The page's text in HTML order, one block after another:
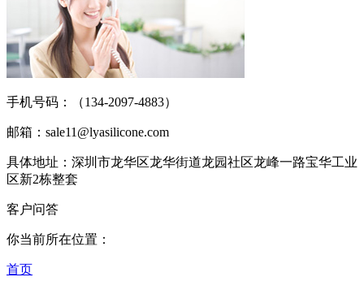
手机号码：（134-2097-4883）
邮箱：sale11@lyasilicone.com
具体地址：深圳市龙华区龙华街道龙园社区龙峰一路宝华工业
区新2栋整套
客户问答
你当前所在位置：
首页